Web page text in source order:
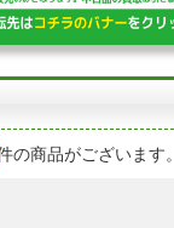
の商品がございます。